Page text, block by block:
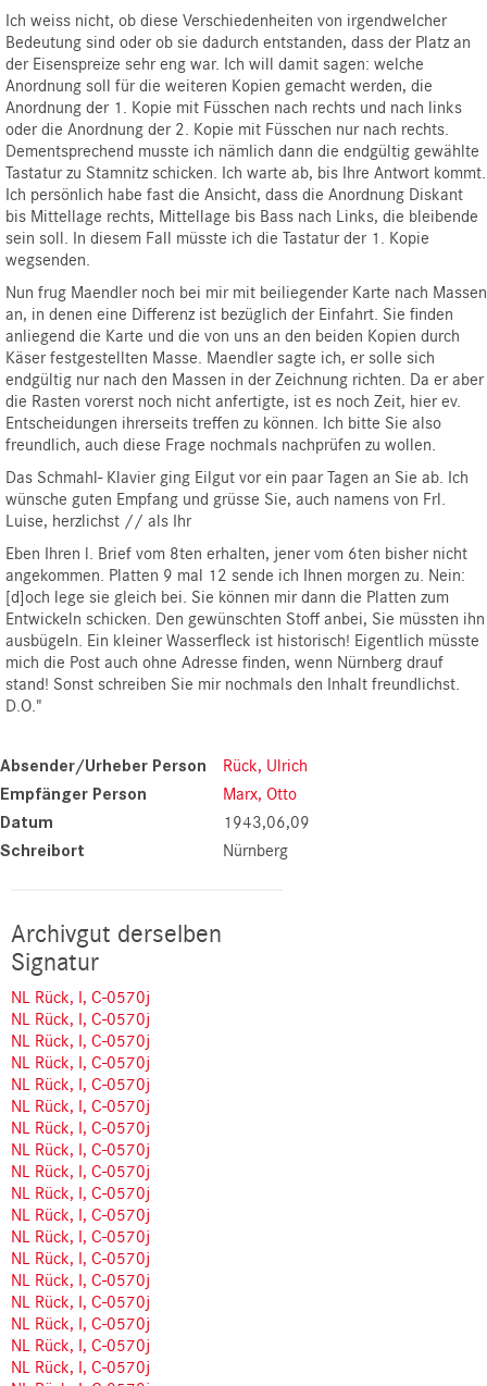
Ich weiss nicht, ob diese Verschiedenheiten von irgendwelcher
Bedeutung sind oder ob sie dadurch entstanden, dass der Platz an
der Eisenspreize sehr eng war. Ich will damit sagen: welche
Anordnung soll für die weiteren Kopien gemacht werden, die
Anordnung der 1. Kopie mit Füsschen nach rechts und nach links
oder die Anordnung der 2. Kopie mit Füsschen nur nach rechts.
Dementsprechend musste ich nämlich dann die endgültig gewählte
Tastatur zu Stamnitz schicken. Ich warte ab, bis Ihre Antwort kommt.
Ich persönlich habe fast die Ansicht, dass die Anordnung Diskant
bis Mittellage rechts, Mittellage bis Bass nach Links, die bleibende
sein soll. In diesem Fall müsste ich die Tastatur der 1. Kopie
wegsenden.
Nun frug Maendler noch bei mir mit beiliegender Karte nach Massen
an, in denen eine Differenz ist bezüglich der Einfahrt. Sie finden
anliegend die Karte und die von uns an den beiden Kopien durch
Käser festgestellten Masse. Maendler sagte ich, er solle sich
endgültig nur nach den Massen in der Zeichnung richten. Da er aber
die Rasten vorerst noch nicht anfertigte, ist es noch Zeit, hier ev.
Entscheidungen ihrerseits treffen zu können. Ich bitte Sie also
freundlich, auch diese Frage nochmals nachprüfen zu wollen.
Das Schmahl- Klavier ging Eilgut vor ein paar Tagen an Sie ab. Ich
wünsche guten Empfang und grüsse Sie, auch namens von Frl.
Luise, herzlichst // als Ihr
Eben Ihren l. Brief vom 8ten erhalten, jener vom 6ten bisher nicht
angekommen. Platten 9 mal 12 sende ich Ihnen morgen zu. Nein:
[d]och lege sie gleich bei. Sie können mir dann die Platten zum
Entwickeln schicken. Den gewünschten Stoff anbei, Sie müssten ihn
ausbügeln. Ein kleiner Wasserfleck ist historisch! Eigentlich müsste
mich die Post auch ohne Adresse finden, wenn Nürnberg drauf
stand! Sonst schreiben Sie mir nochmals den Inhalt freundlichst.
D.O."
Absender/Urheber Person Rück, Ulrich
Empfänger Person Marx, Otto
Datum 1943,06,09
Schreibort Nürnberg
Archivgut derselben
Signatur
NL Rück, I, C-0570j
NL Rück, I, C-0570j
NL Rück, I, C-0570j
NL Rück, I, C-0570j
NL Rück, I, C-0570j
NL Rück, I, C-0570j
NL Rück, I, C-0570j
NL Rück, I, C-0570j
NL Rück, I, C-0570j
NL Rück, I, C-0570j
NL Rück, I, C-0570j
NL Rück, I, C-0570j
NL Rück, I, C-0570j
NL Rück, I, C-0570j
NL Rück, I, C-0570j
NL Rück, I, C-0570j
NL Rück, I, C-0570j
NL Rück, I, C-0570j